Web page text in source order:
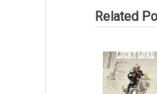
Related